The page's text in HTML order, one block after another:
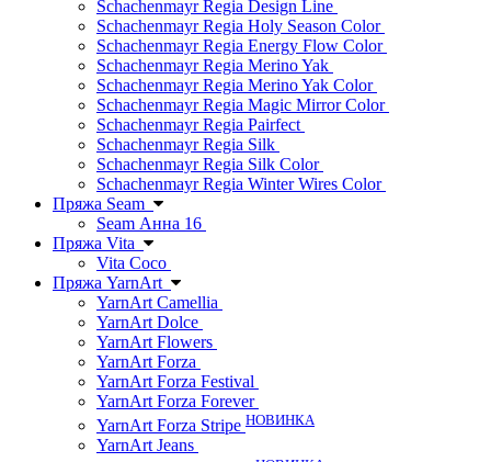
Schachenmayr Regia Design Line
Schachenmayr Regia Holy Season Color
Schachenmayr Regia Energy Flow Color
Schachenmayr Regia Merino Yak
Schachenmayr Regia Merino Yak Color
Schachenmayr Regia Magic Mirror Color
Schachenmayr Regia Pairfect
Schachenmayr Regia Silk
Schachenmayr Regia Silk Color
Schachenmayr Regia Winter Wires Color
Пряжа Seam
Seam Анна 16
Пряжа Vita
Vita Coco
Пряжа YarnArt
YarnArt Camellia
YarnArt Dolce
YarnArt Flowers
YarnArt Forza
YarnArt Forza Festival
YarnArt Forza Forever
YarnArt Forza Stripe НОВИНКА
YarnArt Jeans